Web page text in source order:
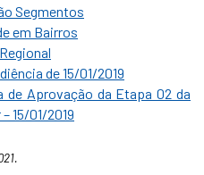
Segmentos
em Bairros
de 15/01/2019
de Aprovação da Etapa 02 da
15/01/2019